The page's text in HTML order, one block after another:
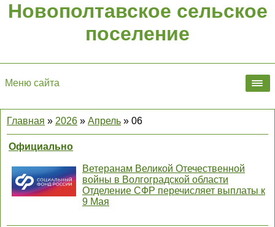
Новополтавское сельское
поселение
Меню сайта
Главная » 2026 » Апрель » 06
Официально
Ветеранам Великой Отечественной
войны в Волгоградской области
Отделение СФР перечисляет выплаты к
9 Мая